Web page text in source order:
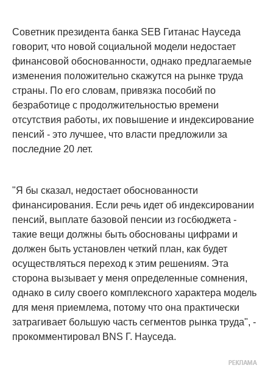
Советник президента банка SEB Гитанас Науседа
говорит, что новой социальной модели недостает
финансовой обоснованности, однако предлагаемые
изменения положительно скажутся на рынке труда
страны. По его словам, привязка пособий по
безработице с продолжительностью времени
отсутствия работы, их повышение и индексирование
пенсий - это лучшее, что власти предложили за
последние 20 лет.
"Я бы сказал, недостает обоснованности
финансирования. Если речь идет об индексировании
пенсий, выплате базовой пенсии из госбюджета -
такие вещи должны быть обоснованы цифрами и
должен быть установлен четкий план, как будет
осуществляться переход к этим решениям. Эта
сторона вызывает у меня определенные сомнения,
однако в силу своего комплексного характера модель
для меня приемлема, потому что она практически
затрагивает большую часть сегментов рынка труда", -
прокомментировал BNS Г. Науседа.